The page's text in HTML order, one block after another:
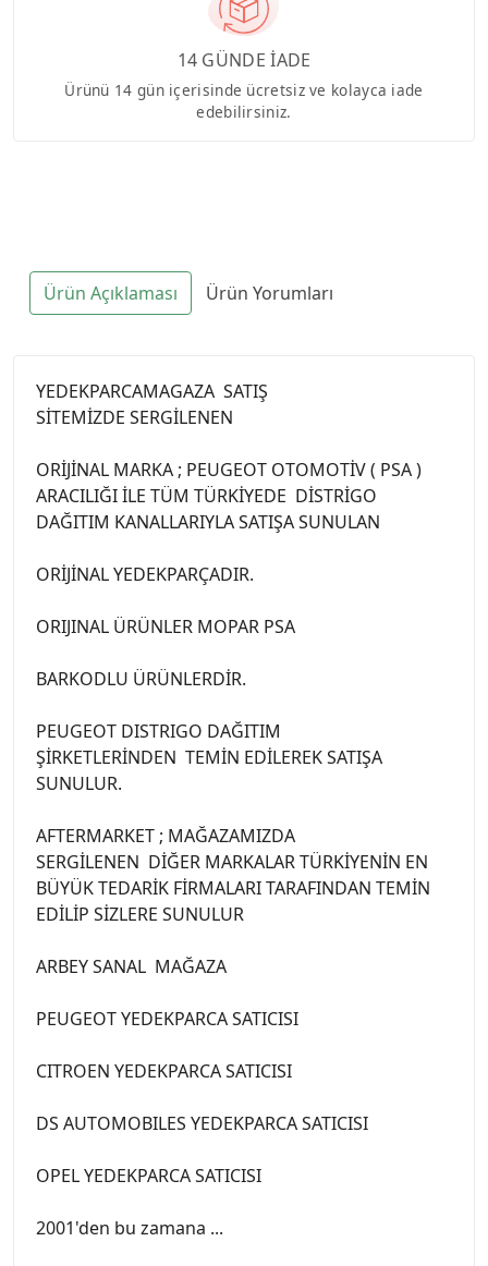
14 GÜNDE İADE
Ürünü 14 gün içerisinde ücretsiz ve kolayca iade
edebilirsiniz.
Ürün Açıklaması Ürün Yorumları
YEDEKPARCAMAGAZA SATIŞ
SİTEMİZDE SERGİLENEN
ORİJİNAL MARKA ; PEUGEOT OTOMOTİV ( PSA )
ARACILIĞI İLE TÜM TÜRKİYEDE DİSTRİGO
DAĞITIM KANALLARIYLA SATIŞA SUNULAN
ORİJİNAL YEDEKPARÇADIR.
ORIJINAL ÜRÜNLER MOPAR PSA
BARKODLU ÜRÜNLERDİR.
PEUGEOT DISTRIGO DAĞITIM
ŞİRKETLERİNDEN TEMİN EDİLEREK SATIŞA
SUNULUR.
AFTERMARKET ; MAĞAZAMIZDA
SERGİLENEN DİĞER MARKALAR TÜRKİYENİN EN
BÜYÜK TEDARİK FİRMALARI TARAFINDAN TEMİN
EDİLİP SİZLERE SUNULUR
ARBEY SANAL MAĞAZA
PEUGEOT YEDEKPARCA SATICISI
CITROEN YEDEKPARCA SATICISI
DS AUTOMOBILES YEDEKPARCA SATICISI
OPEL YEDEKPARCA SATICISI
2001'den bu zamana ...